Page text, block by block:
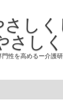
しく
さしく
門性を高めるー介護